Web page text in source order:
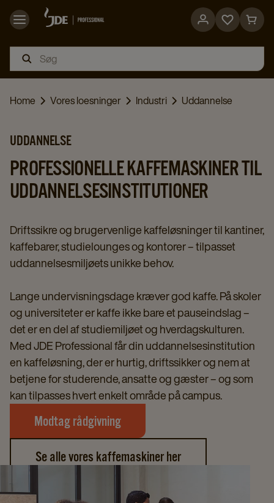
Go
page
Go
page
Home Vores loesninger Industri Uddannelse
UDDANNELSE
PROFESSIONELLE KAFFEMASKINER TIL
UDDANNELSESINSTITUTIONER
Driftssikre og brugervenlige kaffeløsninger til kantiner,
kaffebarer, studielounges og kontorer – tilpasset
uddannelsesmiljøets unikke behov.
Lange undervisningsdage kræver god kaffe. På skoler
og universiteter er kaffe ikke bare et pauseindslag –
det er en del af studiemiljøet og hverdagskulturen.
Med JDE Professional får din uddannelsesinstitution
en kaffeløsning, der er hurtig, driftssikker og nem at
betjene for studerende, ansatte og gæster – og som
kan tilpasses hvert enkelt område på campus.
Modtag rådgivning
Se alle vores kaffemaskiner her